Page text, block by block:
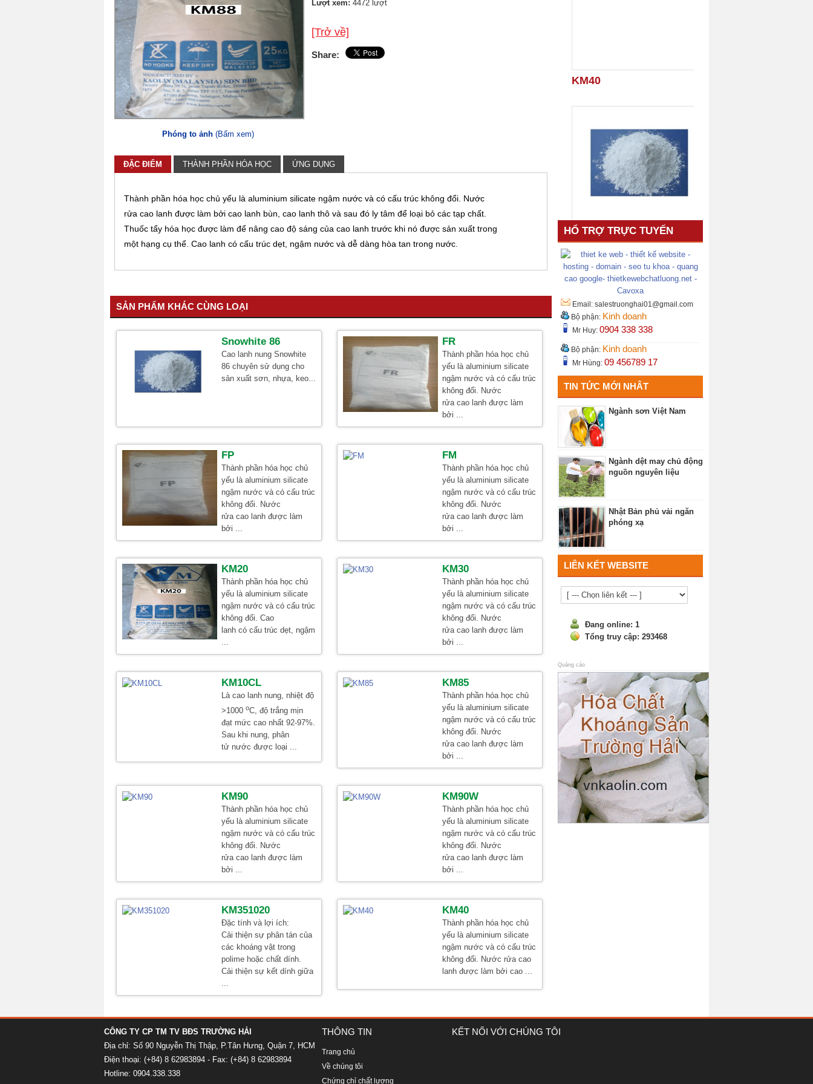
Phóng to ảnh (Bấm xem)
Lượt xem: 4472 lượt
[Trở về]
Share:
ĐẶC ĐIỂM THÀNH PHẦN HÓA HỌC ỨNG DỤNG
Thành phần hóa học chủ yếu là aluminium silicate ngậm nước và có cấu trúc không đổi. Nước
rửa cao lanh được làm bởi cao lanh bùn, cao lanh thô và sau đó ly tâm để loại bỏ các tạp chất.
Thuốc tẩy hóa học được làm để nâng cao độ sáng của cao lanh trước khi nó được sản xuất trong
một hạng cụ thể. Cao lanh có cấu trúc dẹt, ngậm nước và dễ dàng hòa tan trong nước.
SẢN PHẨM KHÁC CÙNG LOẠI
Snowhite 86
Cao lanh nung Snowhite
86 chuyên sử dụng cho
sản xuất sơn, nhựa, keo...
FR
Thành phần hóa học chủ
yếu là aluminium silicate
ngậm nước và có cấu trúc
không đổi. Nước
rửa cao lanh được làm
bởi ...
FP
Thành phần hóa học chủ
yếu là aluminium silicate
ngậm nước và có cấu trúc
không đổi. Nước
rửa cao lanh được làm
bởi ...
FM
Thành phần hóa học chủ
yếu là aluminium silicate
ngậm nước và có cấu trúc
không đổi. Nước
rửa cao lanh được làm
bởi ...
KM20
Thành phần hóa học chủ
yếu là aluminium silicate
ngậm nước và có cấu trúc
không đổi. Cao
lanh có cấu trúc dẹt, ngậm
...
KM30
Thành phần hóa học chủ
yếu là aluminium silicate
ngậm nước và có cấu trúc
không đổi. Nước
rửa cao lanh được làm
bởi ...
KM10CL
Là cao lanh nung, nhiệt độ
>1000 oC, độ trắng mịn
đạt mức cao nhất 92-97%.
Sau khi nung, phân
tử nước được loại ...
KM85
Thành phần hóa học chủ
yếu là aluminium silicate
ngậm nước và có cấu trúc
không đổi. Nước
rửa cao lanh được làm
bởi ...
KM90
Thành phần hóa học chủ
yếu là aluminium silicate
ngậm nước và có cấu trúc
không đổi. Nước
rửa cao lanh được làm
bởi ...
KM90W
Thành phần hóa học chủ
yếu là aluminium silicate
ngậm nước và có cấu trúc
không đổi. Nước
rửa cao lanh được làm
bởi ...
KM351020
Đặc tính và lợi ích:
Cải thiện sự phân tán của
các khoáng vật trong
polime hoặc chất dính.
Cải thiện sự kết dính giữa
...
KM40
Thành phần hóa học chủ
yếu là aluminium silicate
ngậm nước và có cấu trúc
không đổi. Nước rửa cao
lanh được làm bởi cao ...
3
4
KM600
5
KM10CL
6
Sericite
HỔ TRỢ TRỰC TUYẾN
Email: salestruonghai01@gmail.com
Bộ phận: Kinh doanh
Mr Huy: 0904 338 338
Bộ phận: Kinh doanh
Mr Hùng: 09 456789 17
TIN TỨC MỚI NHÂT
Ngành sơn Việt Nam
Ngành dệt may chủ động
nguồn nguyên liệu
Nhật Bản phủ vải ngăn
phóng xạ
LIÊN KẾT WEBSITE
Đang online: 1
Tổng truy cập: 293468
Quảng cáo
CÔNG TY CP TM TV BĐS TRƯỜNG HẢI
Địa chỉ: Số 90 Nguyễn Thị Thập, P.Tân Hưng, Quận 7, HCM
Điện thoại: (+84) 8 62983894 - Fax: (+84) 8 62983894
Hotline: 0904.338.338
THÔNG TIN
Trang chủ
Về chúng tôi
Chứng chỉ chất lượng
KẾT NỐI VỚI CHÚNG TÔI